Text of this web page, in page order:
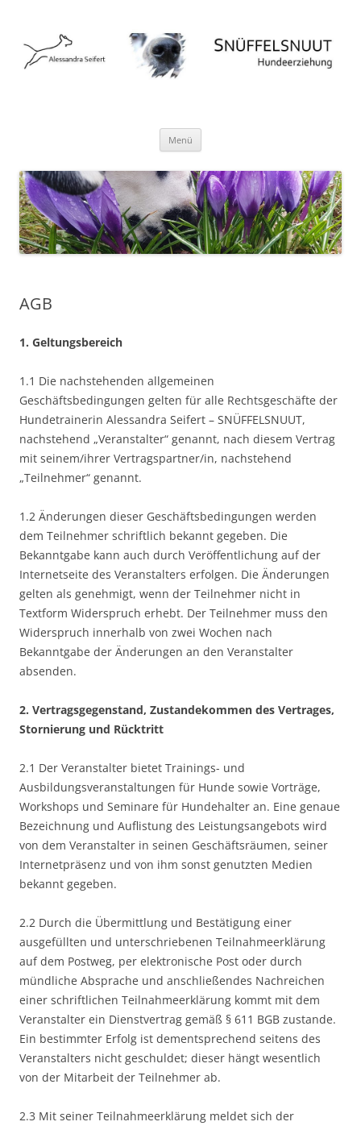
Menü
AGB
1. Geltungsbereich
1.1 Die nachstehenden allgemeinen
Geschäftsbedingungen gelten für alle Rechtsgeschäfte der
Hundetrainerin Alessandra Seifert – SNÜFFELSNUUT,
nachstehend „Veranstalter“ genannt, nach diesem Vertrag
mit seinem/ihrer Vertragspartner/in, nachstehend
„Teilnehmer“ genannt.
1.2 Änderungen dieser Geschäftsbedingungen werden
dem Teilnehmer schriftlich bekannt gegeben. Die
Bekanntgabe kann auch durch Veröffentlichung auf der
Internetseite des Veranstalters erfolgen. Die Änderungen
gelten als genehmigt, wenn der Teilnehmer nicht in
Textform Widerspruch erhebt. Der Teilnehmer muss den
Widerspruch innerhalb von zwei Wochen nach
Bekanntgabe der Änderungen an den Veranstalter
absenden.
2. Vertragsgegenstand, Zustandekommen des Vertrages,
Stornierung und Rücktritt
2.1 Der Veranstalter bietet Trainings- und
Ausbildungsveranstaltungen für Hunde sowie Vorträge,
Workshops und Seminare für Hundehalter an. Eine genaue
Bezeichnung und Auflistung des Leistungsangebots wird
von dem Veranstalter in seinen Geschäftsräumen, seiner
Internetpräsenz und von ihm sonst genutzten Medien
bekannt gegeben.
2.2 Durch die Übermittlung und Bestätigung einer
ausgefüllten und unterschriebenen Teilnahmeerklärung
auf dem Postweg, per elektronische Post oder durch
mündliche Absprache und anschließendes Nachreichen
einer schriftlichen Teilnahmeerklärung kommt mit dem
Veranstalter ein Dienstvertrag gemäß § 611 BGB zustande.
Ein bestimmter Erfolg ist dementsprechend seitens des
Veranstalters nicht geschuldet; dieser hängt wesentlich
von der Mitarbeit der Teilnehmer ab.
2.3 Mit seiner Teilnahmeerklärung meldet sich der